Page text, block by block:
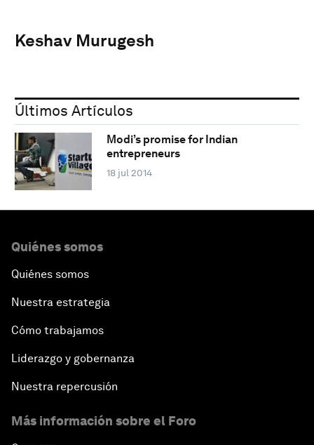
Keshav Murugesh
Últimos Artículos
Modi’s promise for Indian
entrepreneurs
18 jul 2014
Quiénes somos
Quiénes somos
Nuestra estrategia
Cómo trabajamos
Liderazgo y gobernanza
Nuestra repercusión
Más información sobre el Foro